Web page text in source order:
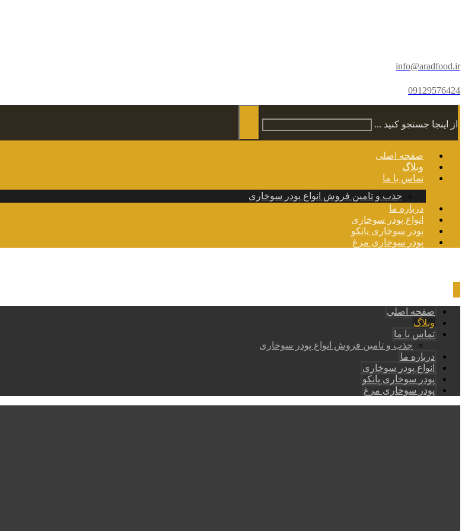
info@aradfood.ir
09129576424
از اینجا جستجو کنید ...
صفحه اصلی
وبلاگ
تماس با ما
جذب و تامین فروش انواع پودر سوخاری
درباره ما
انواع پودر سوخاری
پودر سوخاری پانکو
پودر سوخاری مرغ
صفحه اصلی
وبلاگ
تماس با ما
جذب و تامین فروش انواع پودر سوخاری
درباره ما
انواع پودر سوخاری
پودر سوخاری پانکو
پودر سوخاری مرغ